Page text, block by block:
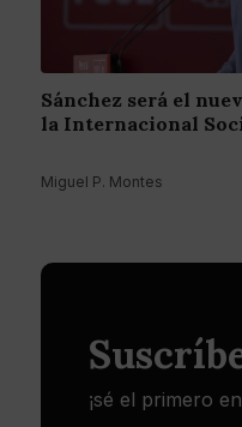
Sánchez será el
la Internacional
Miguel P. Montes
¡sé el primero